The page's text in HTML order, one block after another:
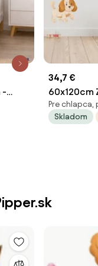
-
34,7 €
60x120cm
nálepka
Pre chlapca,
Skladom